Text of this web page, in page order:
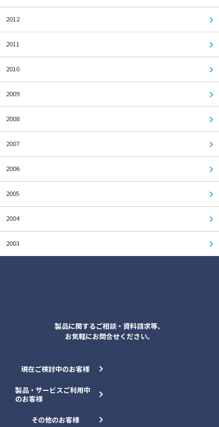
2012
2011
2010
2009
2008
2007
2006
2005
2004
2003
製品に関するご相談・資料請求等、
お気軽にお問合せください。
現在ご検討中のお客様
製品・サービスご利用中
のお客様
その他のお客様